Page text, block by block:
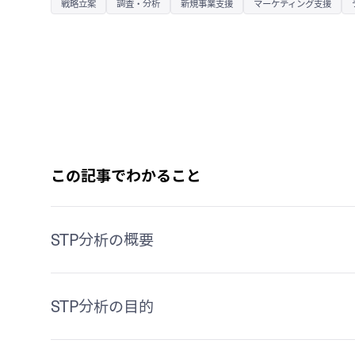
戦略立案 調査・分析 新規事業支援 マーケティング支援
この記事でわかること
STP分析の概要
STP分析の目的